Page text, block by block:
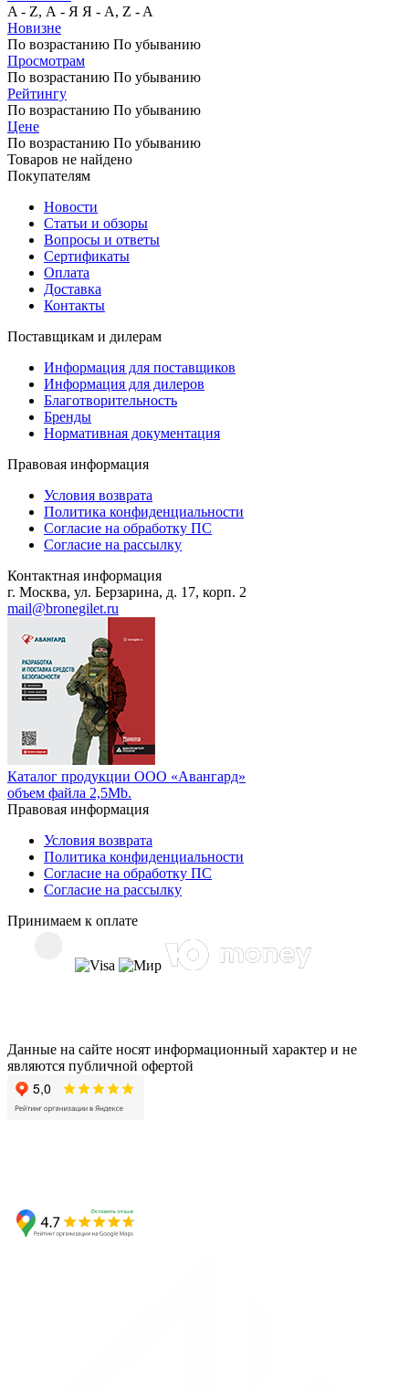
A - Z, А - Я Я - А, Z - A
Новизне
По возрастанию По убыванию
Просмотрам
По возрастанию По убыванию
Рейтингу
По возрастанию По убыванию
Цене
По возрастанию По убыванию
Товаров не найдено
Покупателям
Новости
Статьи и обзоры
Вопросы и ответы
Сертификаты
Оплата
Доставка
Контакты
Поставщикам и дилерам
Информация для поставщиков
Информация для дилеров
Благотворительность
Бренды
Нормативная документация
Правовая информация
Условия возврата
Политика конфиденциальности
Согласие на обработку ПС
Согласие на рассылку
Контактная информация
г. Москва, ул. Берзарина, д. 17, корп. 2
mail@bronegilet.ru
Каталог продукции ООО «Авангард»
объем файла 2,5Mb.
Правовая информация
Условия возврата
Политика конфиденциальности
Согласие на обработку ПС
Согласие на рассылку
Принимаем к оплате
Данные на сайте носят информационный характер и не
являются публичной офертой